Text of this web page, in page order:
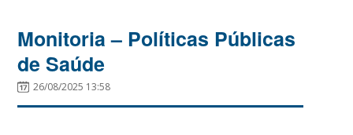
Monitoria – Políticas Públicas
de Saúde
26/08/2025 13:58